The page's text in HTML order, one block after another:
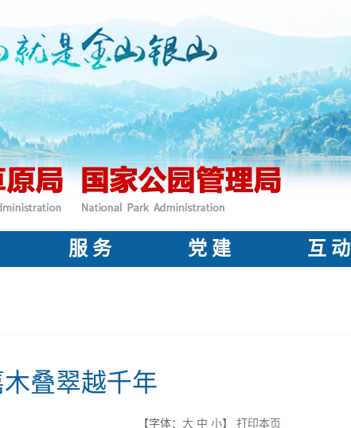
服 务 党 建 互 动
叠翠越千年
【字体： 大 中 小】 打印本页